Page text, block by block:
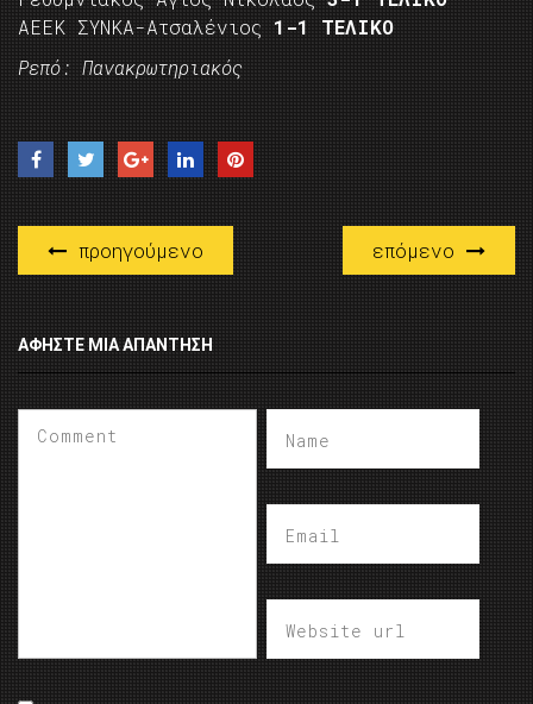
ΑΕΕΚ ΣΥΝΚΑ-Ατσαλένιος 1-1 ΤΕΛΙΚΟ
Ρεπό: Πανακρωτηριακός
προηγούμενο επόμενο
ΑΦΉΣΤΕ ΜΙΑ ΑΠΆΝΤΗΣΗ